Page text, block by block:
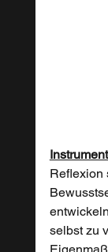
Reflexion
selbst zu